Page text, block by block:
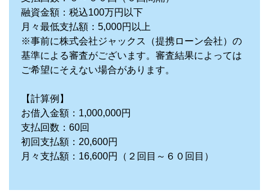
融資金額：税込100万円以下
月々最低支払額：5,000円以上
※事前に株式会社ジャックス（提携ローン会社）の
基準による審査がございます。審査結果によっては
ご希望にそえない場合があります。
【計算例】
お借入金額：1,000,000円
支払回数：60回
初回支払額：20,600円
月々支払額：16,600円（２回目～６０回目）